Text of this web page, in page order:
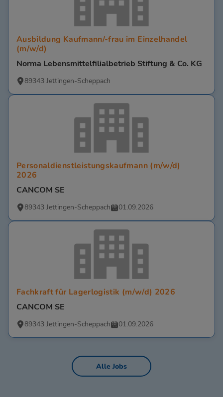
Ausbildung Kaufmann/-frau im Einzelhandel
(m/w/d)
Norma Lebensmittelfilialbetrieb Stiftung & Co. KG
89343 Jettingen-Scheppach
Personaldienstleistungskaufmann (m/w/d)
2026
CANCOM SE
89343 Jettingen-Scheppach 01.09.2026
Fachkraft für Lagerlogistik (m/w/d) 2026
CANCOM SE
89343 Jettingen-Scheppach 01.09.2026
Alle Jobs